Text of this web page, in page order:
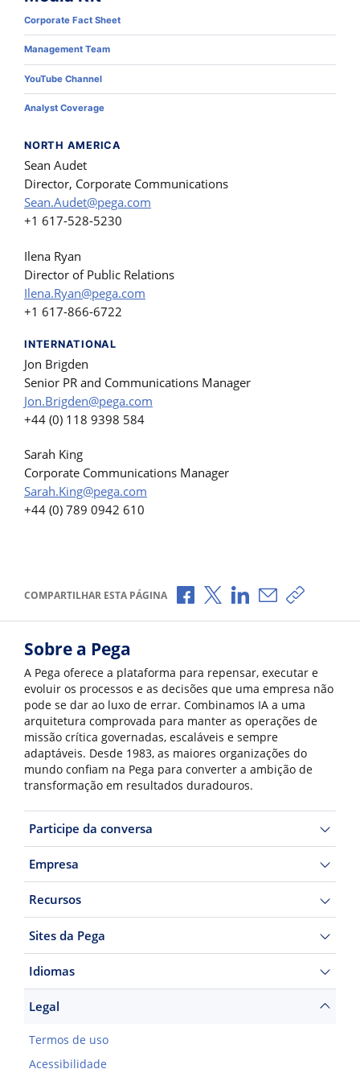
Corporate Fact Sheet
Management Team
YouTube Channel
Analyst Coverage
NORTH AMERICA
Sean Audet
Director, Corporate Communications
Sean.Audet@pega.com
+1 617-528-5230
Ilena Ryan
Director of Public Relations
Ilena.Ryan@pega.com
+1 617-866-6722
INTERNATIONAL
Jon Brigden
Senior PR and Communications Manager
Jon.Brigden@pega.com
+44 (0) 118 9398 584
Sarah King
Corporate Communications Manager
Sarah.King@pega.com
+44 (0) 789 0942 610
COMPARTILHAR ESTA PÁGINA Compartilhar no Facebook
Compartilhar no X
Compartilhar no
Compartilhar
Copiar
Sobre a Pega
A Pega oferece a plataforma para repensar, executar e
evoluir os processos e as decisões que uma empresa não
pode se dar ao luxo de errar. Combinamos IA a uma
arquitetura comprovada para manter as operações de
missão crítica governadas, escaláveis e sempre
adaptáveis. Desde 1983, as maiores organizações do
mundo confiam na Pega para converter a ambição de
transformação em resultados duradouros.
Participe da conversa
Empresa
Recursos
Sites da Pega
Idiomas
Legal
Termos de uso
Acessibilidade